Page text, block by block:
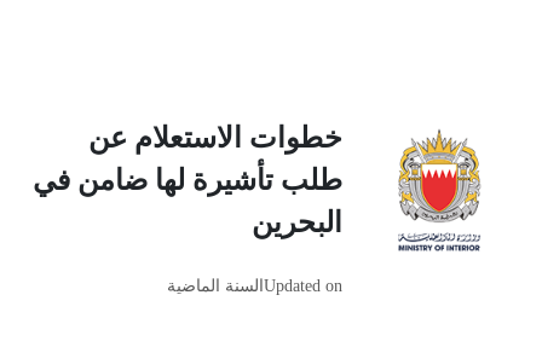
خطوات الاستعلام عن
طلب تأشيرة لها ضامن في
البحرين
Updated onالسنة الماضية